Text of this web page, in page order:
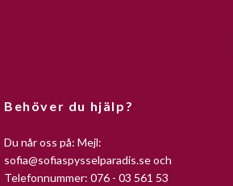
Behöver du hjälp?
Du når oss på: Mejl:
sofia@sofiaspysselparadis.seoch
Telefonnummer: 076 - 03 561 53